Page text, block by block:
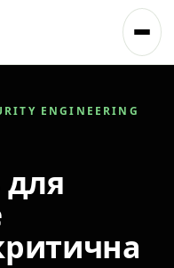
ENGINEERING
для